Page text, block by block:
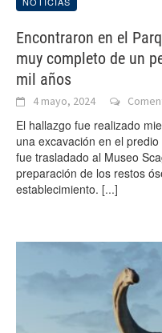
Encontraron en el
muy completo de un
mil años
4 mayo, 2024
El hallazgo fue realizado
una excavación en el
fue trasladado al Museo
preparación de los restos
establecimiento. [...]